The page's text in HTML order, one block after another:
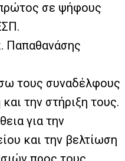
σε ψήφους
Παπαθανάσης
τους συναδέλφους
την στήριξη τους.
για την
και την βελτίωση